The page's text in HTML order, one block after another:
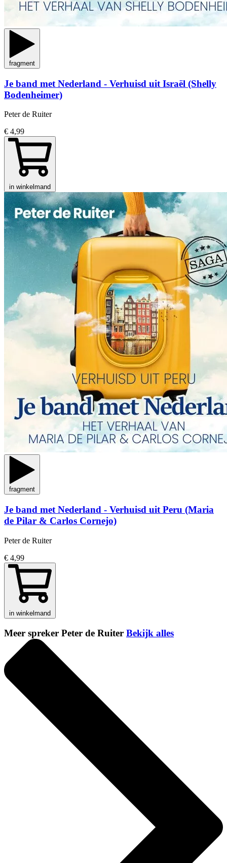
fragment
Je band met Nederland - Verhuisd uit Israël (Shelly
Bodenheimer)
Peter de Ruiter
€ 4,99
in winkelmand
fragment
Je band met Nederland - Verhuisd uit Peru (Maria
de Pilar & Carlos Cornejo)
Peter de Ruiter
€ 4,99
in winkelmand
Meer spreker Peter de Ruiter Bekijk alles